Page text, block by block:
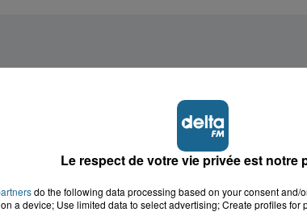
Le respect de votre vie privée est notre
do the following data processing based on your consent and/
a device; Use limited data to select advertising; Create profiles